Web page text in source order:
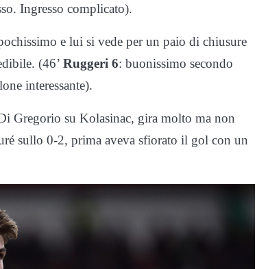
Ingresso complicato).
e lui si vede per un paio di chiusure
(46’ Ruggeri 6: buonissimo secondo
interessante).
Gregorio su Kolasinac, gira molto ma non
sullo 0-2, prima aveva sfiorato il gol con un